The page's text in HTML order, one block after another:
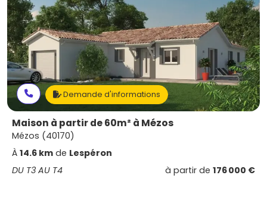
Demande d'informations
Maison à partir de 60m² à Mézos
Mézos (40170)
À 14.6 km de Lespéron
DU T3 AU T4
à partir de 176 000 €